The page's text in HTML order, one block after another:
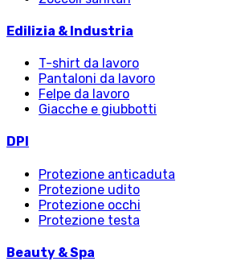
Edilizia & Industria
T-shirt da lavoro
Pantaloni da lavoro
Felpe da lavoro
Giacche e giubbotti
DPI
Protezione anticaduta
Protezione udito
Protezione occhi
Protezione testa
Beauty & Spa